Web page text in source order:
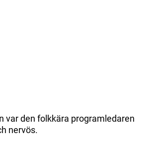
var den folkkära programledaren
nervös.